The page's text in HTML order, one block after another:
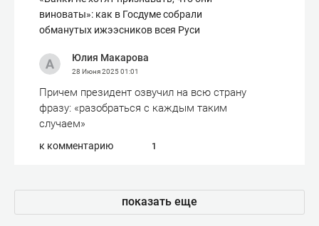
виноваты»: как в Госдуме собрали
обманутых ижээсников всея Руси
Юлия Макарова
28 Июня 202501:01
Причем президент озвучил на всю страну
фразу: «разобраться с каждым таким
случаем»
к комментарию 1
показать еще